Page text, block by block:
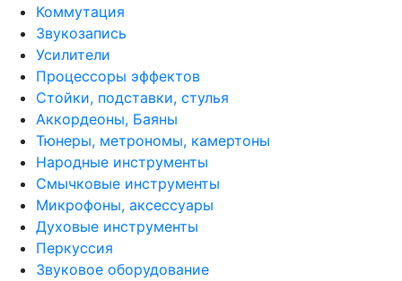
Коммутация
Звукозапись
Усилители
Процессоры эффектов
Стойки, подставки, стулья
Аккордеоны, Баяны
Тюнеры, метрономы, камертоны
Народные инструменты
Смычковые инструменты
Микрофоны, аксессуары
Духовые инструменты
Перкуссия
Звуковое оборудование